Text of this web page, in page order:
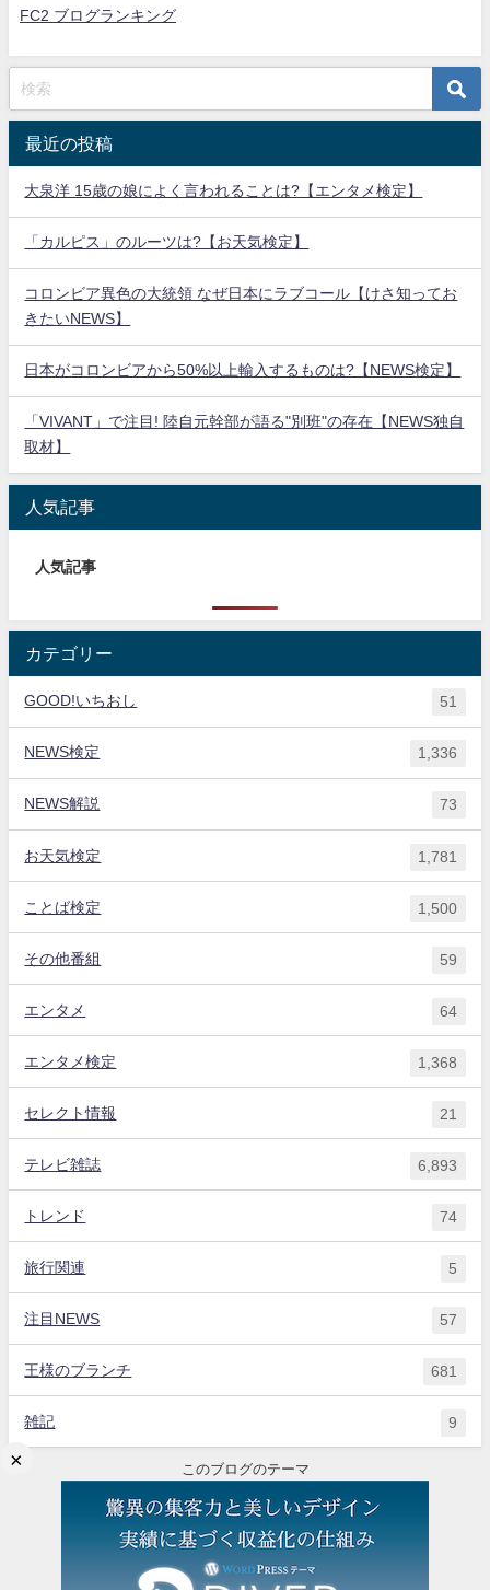
FC2 ブログランキング
最近の投稿
大泉洋 15歳の娘によく言われることは?【エンタメ検定】
「カルピス」のルーツは?【お天気検定】
コロンビア異色の大統領 なぜ日本にラブコール【けさ知ってお
きたいNEWS】
日本がコロンビアから50%以上輸入するものは?【NEWS検定】
「VIVANT」で注目! 陸自元幹部が語る"別班"の存在【NEWS独自
取材】
人気記事
人気記事
カテゴリー
GOOD!いちおし 51
NEWS検定 1,336
NEWS解説 73
お天気検定 1,781
ことば検定 1,500
その他番組 59
エンタメ 64
エンタメ検定 1,368
セレクト情報 21
テレビ雑誌 6,893
トレンド 74
旅行関連 5
注目NEWS 57
王様のブランチ 681
雑記 9
このブログのテーマ
×